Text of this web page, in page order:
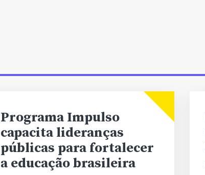
Programa Impulso
capacita lideranças
públicas para fortalecer
a educação brasileira